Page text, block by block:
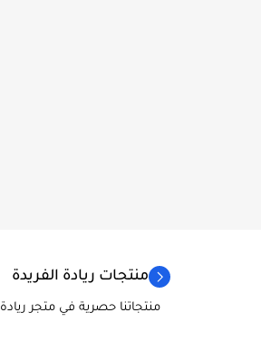
منتجات ريادة الفريدة
منتجاتنا حصرية في متجر ريادة